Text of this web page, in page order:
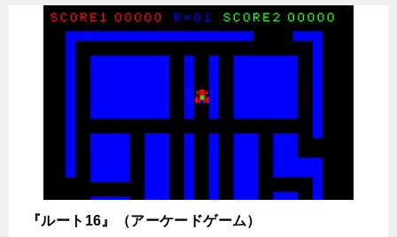
『ルート16』（アーケードゲーム）